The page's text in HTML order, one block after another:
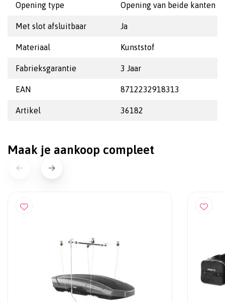
Opening type Opening van beide kanten
Met slot afsluitbaar Ja
Materiaal Kunststof
Fabrieksgarantie 3 Jaar
EAN 8712232918313
Artikel 36182
Maak je aankoop compleet